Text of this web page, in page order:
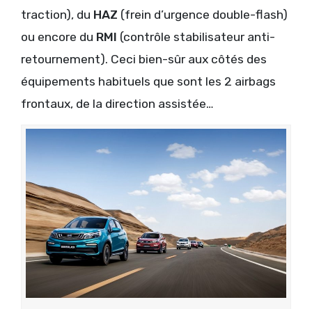
traction), du HAZ (frein d’urgence double-flash)
ou encore du RMI (contrôle stabilisateur anti-
retournement). Ceci bien-sûr aux côtés des
équipements habituels que sont les 2 airbags
frontaux, de la direction assistée…